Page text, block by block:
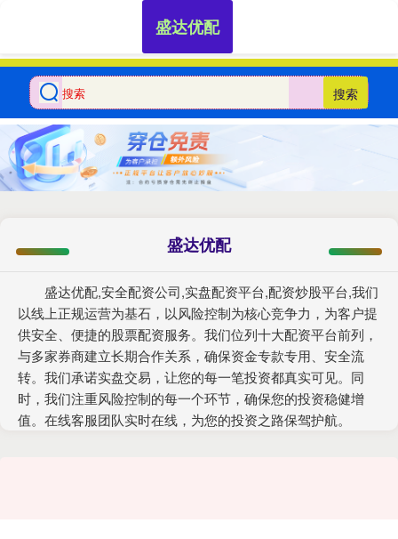
搜索
盛达优配
盛达优配,安全配资公司,实盘配资平台,配资炒股平台,我们
以线上正规运营为基石，以风险控制为核心竞争力，为客户提
供安全、便捷的股票配资服务。我们位列十大配资平台前列，
与多家券商建立长期合作关系，确保资金专款专用、安全流
转。我们承诺实盘交易，让您的每一笔投资都真实可见。同
时，我们注重风险控制的每一个环节，确保您的投资稳健增
值。在线客服团队实时在线，为您的投资之路保驾护航。
盛达优配